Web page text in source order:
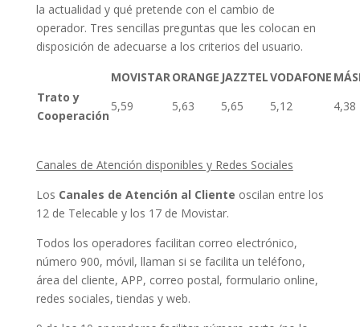
la actualidad y qué pretende con el cambio de
operador. Tres sencillas preguntas que les colocan en
disposición de adecuarse a los criterios del usuario.
MOVISTARORANGE JAZZTELVODAFONE
Trato y
Cooperación
5,59 5,63 5,65 5,12 4,38
Canales de Atención disponibles y Redes Sociales
Los Canales de Atención al Cliente oscilan entre los
12 de Telecable y los 17 de Movistar.
Todos los operadores facilitan correo electrónico,
número 900, móvil, llaman si se facilita un teléfono,
área del cliente, APP, correo postal, formulario online,
redes sociales, tiendas y web.